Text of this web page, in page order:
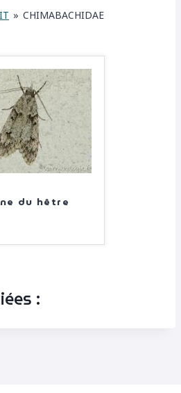
» CHIMABACHIDAE
du hêtre
: